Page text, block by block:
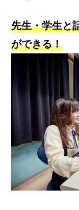
先生・学生と
ができる！